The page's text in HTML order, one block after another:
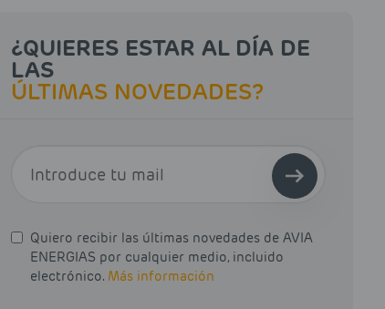
¿QUIERES ESTAR AL DÍA DE
LAS
ÚLTIMAS NOVEDADES?
Quiero recibir las últimas novedades de AVIA
ENERGIAS por cualquier medio, incluido
electrónico. Más información